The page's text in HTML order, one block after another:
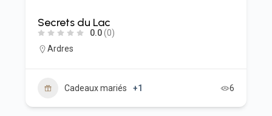
Secrets du Lac
0.0(0)
Ardres
Cadeaux mariés +1 6